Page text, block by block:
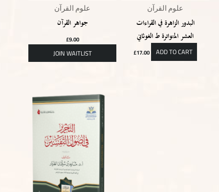
علوم القرآن
جواهر القرآن
£9.00
علوم القرآن
البدور الزاهرة في القراءات
العشر المتواترة ط الغوثاني
£17.00 ADD TO CART